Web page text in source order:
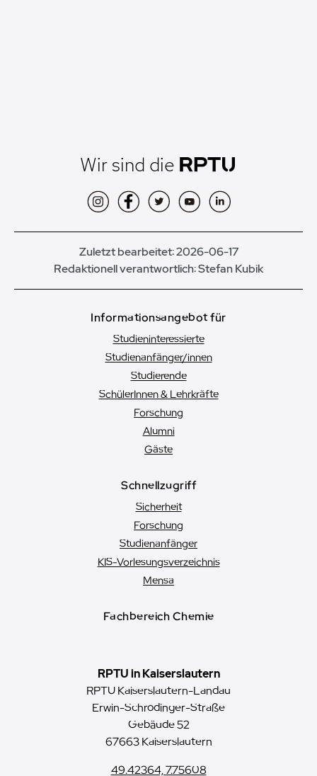
Wir sind die
InstagramFacebookTwitterYouTubeLinkedIn
Informationsangebot für
Studieninteressierte
Studienanfänger/innen
Studierende
SchülerInnen & Lehrkräfte
Forschung
Alumni
Gäste
Schnellzugriff
Sicherheit
Forschung
Studienanfänger
KIS-Vorlesungsverzeichnis
Mensa
Fachbereich Chemie
RPTU in Kaiserslautern
RPTU Kaiserslautern-Landau
Erwin-Schrödinger-Straße
Gebäude 52
67663 Kaiserslautern
49.42364, 7.75608
Zuletzt bearbeitet: 2026-06-17
Redaktionell verantwortlich:Stefan Kubik